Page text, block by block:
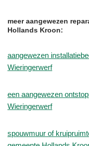
meer aangewezen
Hollands Kroon:
aangewezen
Wieringerwerf
een aangewezen
Wieringerwerf
spouwmuur of